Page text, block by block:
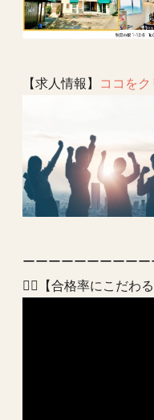
【求人情報】 ココをク
ーーーーーーーーー
💁‍♂️【合格率にこだわ